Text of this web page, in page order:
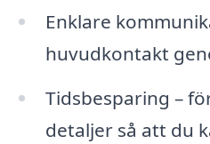
Enklare
huvudkontakt
Tidsbesparing –
detaljer så att du